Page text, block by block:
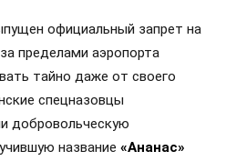
официальный запрет на
пределами аэропорта
тайно даже от своего
спецназовцы
добровольческую
название «Ананас»